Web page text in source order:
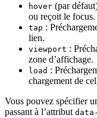
hover (par
ou reçoit le focus.
tap :
lien.
viewport :
zone d’affichage.
load :
chargement de
Vous pouvez spécifier
passant à l’attribut